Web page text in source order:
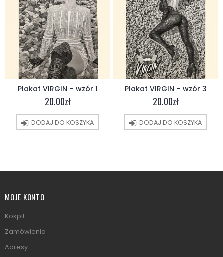
Plakat VIRGIN – wzór 1
20.00zł
DODAJ DO KOSZYKA
Plakat VIRGIN – wzór 3
20.00zł
DODAJ DO KOSZYKA
MOJE KONTO
Kokpit
Zamówienia
Adresy